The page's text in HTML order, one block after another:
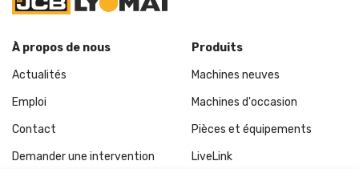
À propos de nous
Actualités
Emploi
Contact
Demander une intervention
Produits
Machines neuves
Machines d'occasion
Pièces et équipements
LiveLink